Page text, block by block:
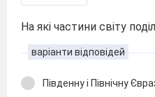
На які частини світу
варіанти відповідей
Південну і Північну